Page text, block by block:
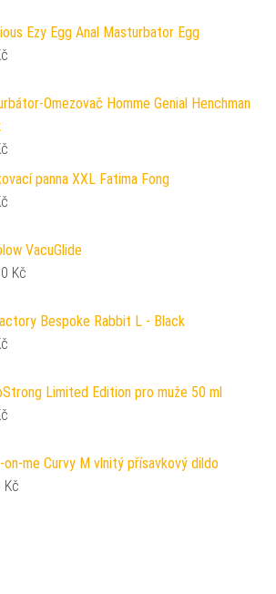
Ezy Egg Anal Masturbator Egg
Omezovač Homme Genial Henchman
panna XXL Fatima Fong
VacuGlide
Kč
Bespoke Rabbit L - Black
Limited Edition pro muže 50 ml
me Curvy M vlnitý přísavkový dildo
Kč